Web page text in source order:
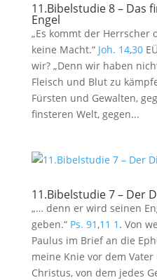
11.Bibelstudie 8 – Das
Engel
„Es kommt der Herrscher
keine Macht.“ Joh. 14,30
wir? „Denn wir haben
Fleisch und Blut zu
Fürsten und Gewalten,
finsteren Welt, gegen...
11.Bibelstudie 7 – Der
„… denn er wird seinen
geben.“ Ps. 91,11 1 . Von
Paulus im Brief an die
meine Knie vor dem Vater
Christus, von dem jedes